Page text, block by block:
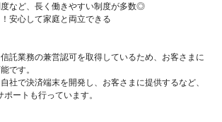
など、長く働きやすい制度が多数◎
安心して家庭と両立できる
託業務の兼営認可を取得しているため、お客さまに
です。
社で決済端末を開発し、お客さまに提供するなど、
ートも行っています。